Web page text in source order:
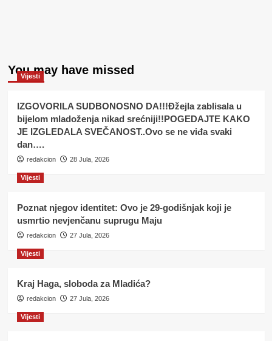
You may have missed
Vijesti
IZGOVORILA SUDBONOSNO DA!!!Đžejla zablisala u
bijelom mladoženja nikad srećniji!!POGEDAJTE KAKO
JE IZGLEDALA SVEČANOST..Ovo se ne viđa svaki
dan….
redakcion 28 Jula, 2026
Vijesti
Poznat njegov identitet: Ovo je 29-godišnjak koji je
usmrtio nevjenčanu suprugu Maju
redakcion 27 Jula, 2026
Vijesti
Kraj Haga, sloboda za Mladića?
redakcion 27 Jula, 2026
Vijesti